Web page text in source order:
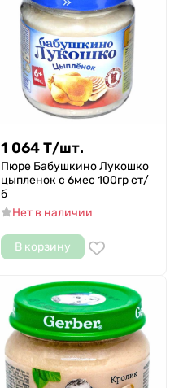
1 064Т/шт.
Пюре Бабушкино Лукошко
цыпленок с 6мес 100гр ст/
б
Нет в наличии
В корзину